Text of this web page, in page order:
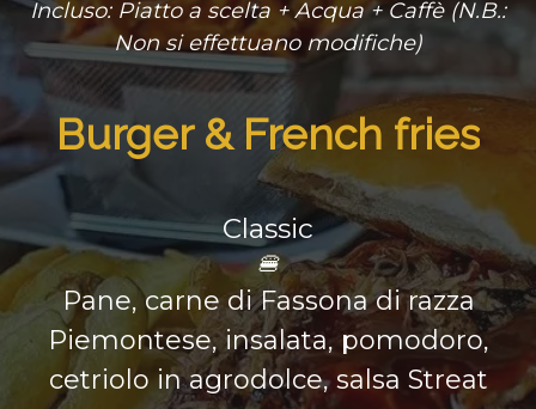
Incluso: Piatto a scelta + Acqua + Caffè (N.B.:
Non si effettuano modifiche)
Burger & French fries
Classic
🍔
Pane, carne di Fassona di razza
Piemontese, insalata, pomodoro,
cetriolo in agrodolce, salsa Streat